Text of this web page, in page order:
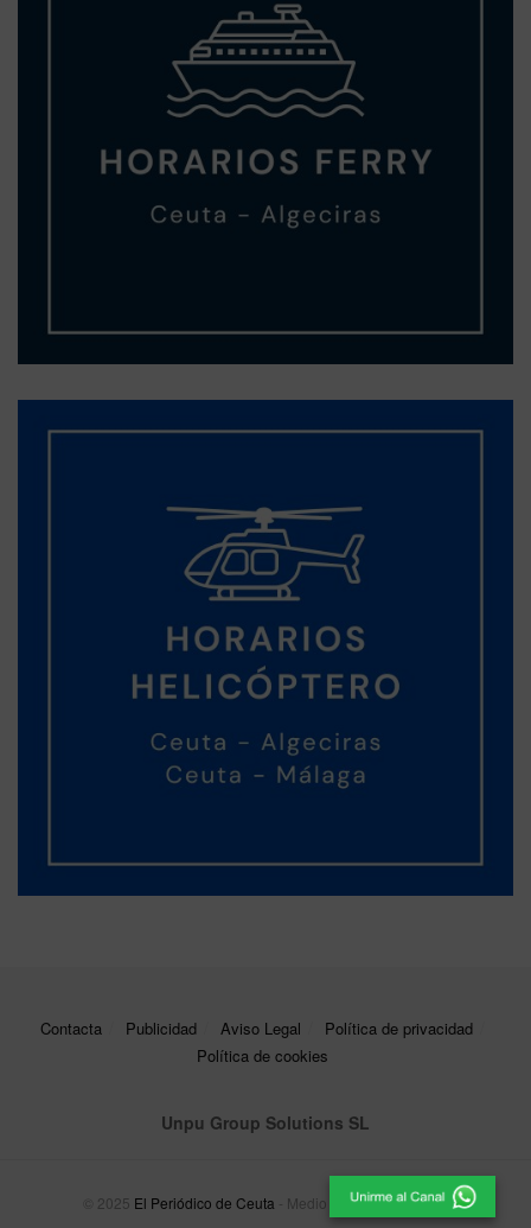
Contacta Publicidad Aviso Legal
Política de privacidad
Política de cookies
Unpu Group Solutions SL
© 2025 El Periódico de Ceuta - Medio de Comunicación